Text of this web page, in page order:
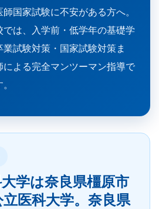
国家試験に不安がある方へ。
では、入学前・低学年の基礎学
試験対策・国家試験対策ま
による完全マンツーマン指導で
学は奈良県橿原市
医科大学。奈良県